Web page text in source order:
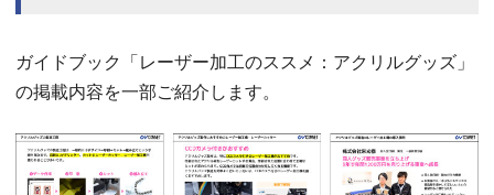
ガイドブック「レーザー加工のススメ：アクリルグッズ」
の掲載内容を一部ご紹介します。